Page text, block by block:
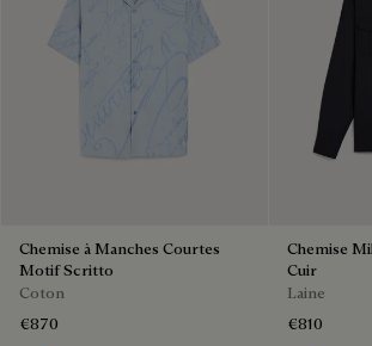
Chemise à Manches Courtes
Motif Scritto
Coton
€870
Chemise
Cuir
Laine
€810